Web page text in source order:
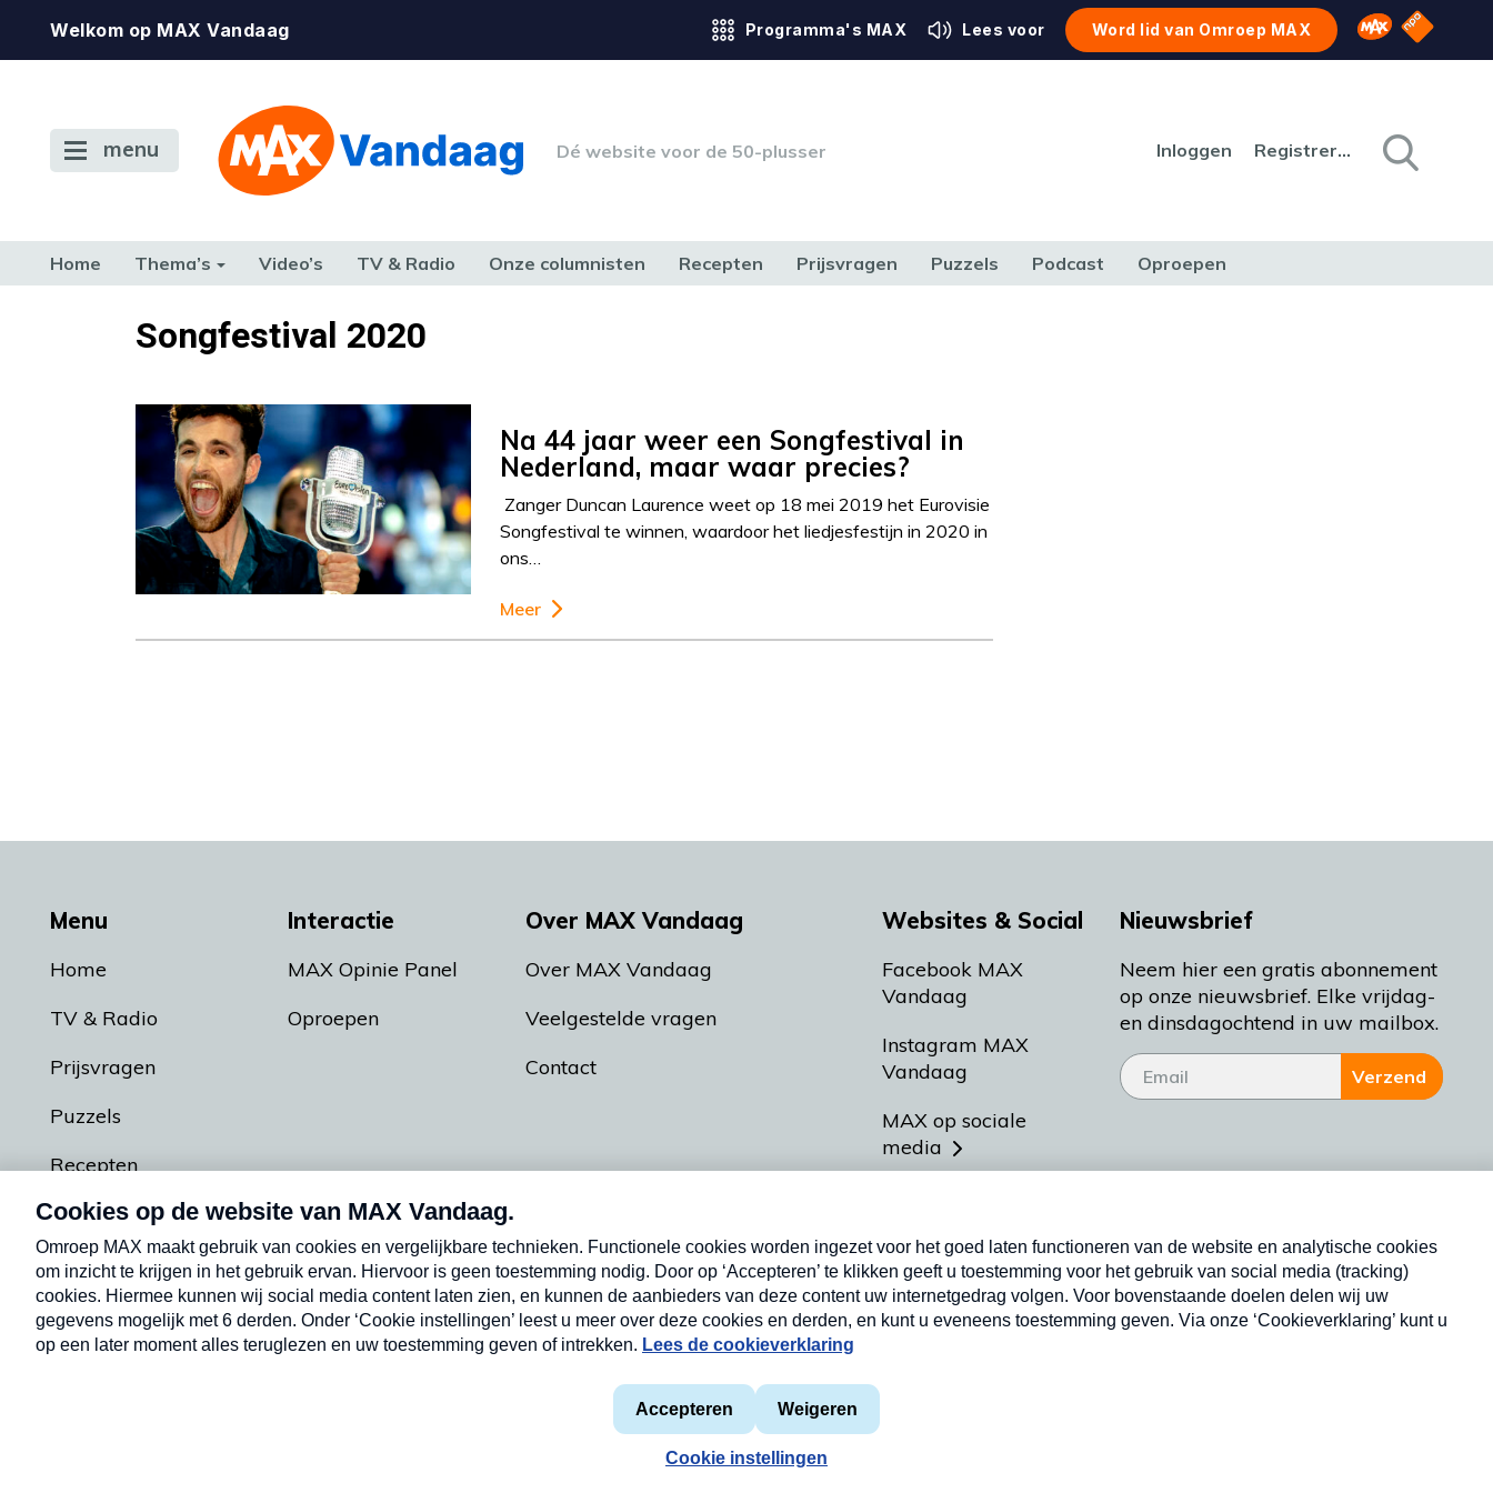
Welkom op MAX Vandaag Programma's MAX Lees voor Word lid van Omroep MAX Omroep MAX
NPO
menu Dé website voor de 50-plusser Inloggen Registreren
Home Thema’s Video’s TV & Radio Onze columnisten Recepten Prijsvragen Puzzels Podcast Oproepen
TERUG NAAR TOENSongfestival 2020
Na 44 jaar weer een Songfestival in
Nederland, maar waar precies?
Zanger Duncan Laurence weet op 18 mei 2019 het Eurovisie
Songfestival te winnen, waardoor het liedjesfestijn in 2020 in
ons…
Meer
Menu
Home
TV & Radio
Prijsvragen
Puzzels
Recepten
Podcasts
Interactie
MAX Opinie Panel
Oproepen
Over MAX Vandaag
Over MAX Vandaag
Veelgestelde vragen
Contact
Websites & Social
Facebook MAX
Vandaag
Instagram MAX
Vandaag
MAX op sociale
media
Meldpunt Actueel
Heel Holland Bakt
Nieuwsbrief
Neem hier een gratis abonnement
op onze nieuwsbrief. Elke vrijdag-
en dinsdagochtend in uw mailbox.
Verzend
Privacyverklaring
Cookieverklaring
Nieuwsbrief
Neem hier een gratis abonnement op onze